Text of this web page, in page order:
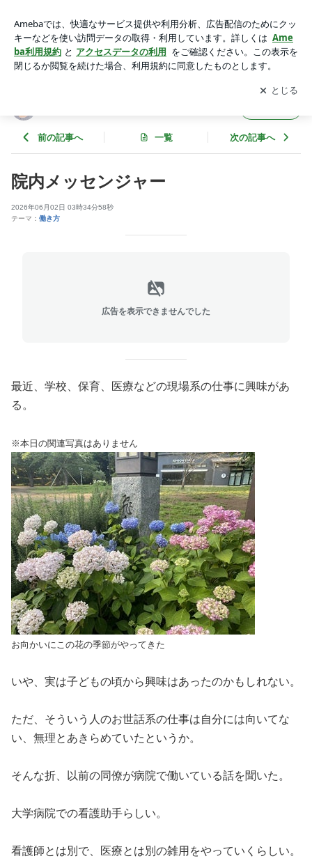
アプリをダウンロードして ブログの更新通知
を受け取りまし
ょう。
開く
前の記事へ 一覧 次の記事へ
院内メッセンジャー
2026年06月02日 03時34分58秒
テーマ： 働き方
広告を表示できませんでした
最近、学校、保育、医療などの現場系の仕事に興味があ
る。
※本日の関連写真はありません
お向かいにこの花の季節がやってきた
いや、実は子どもの頃から興味はあったのかもしれない。
ただ、そういう人のお世話系の仕事は自分には向いてな
い、無理とあきらめていたというか。
そんな折、以前の同僚が病院で働いている話を聞いた。
大学病院での看護助手らしい。
看護師とは別で、医療とは別の雑用をやっていくらしい。